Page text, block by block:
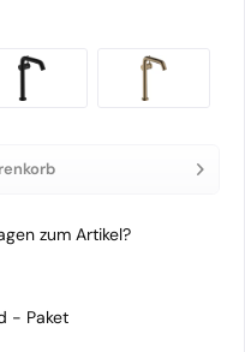
zum Artikel?
- Paket